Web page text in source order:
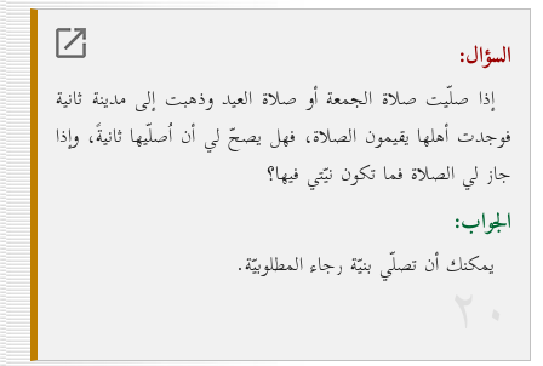
السؤال:
إذا صلّيت صلاة الجمعة أو صلاة العيد وذهبت إلى مدينة ثانية
فوجدت أهلها يقيمون الصلاة، فهل يصحّ لي أن اُصلّيها ثانيةً، وإذا
جاز لي الصلاة فما تكون نيّتي فيها؟
الجواب:
يمكنك أن تصلّي بنيّة رجاء المطلوبيّة.
۲٠